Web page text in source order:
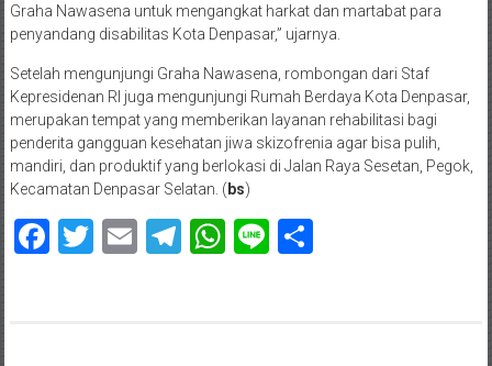
Graha Nawasena untuk mengangkat harkat dan martabat para
penyandang disabilitas Kota Denpasar,” ujarnya.
Setelah mengunjungi Graha Nawasena, rombongan dari Staf
Kepresidenan RI juga mengunjungi Rumah Berdaya Kota Denpasar,
merupakan tempat yang memberikan layanan rehabilitasi bagi
penderita gangguan kesehatan jiwa skizofrenia agar bisa pulih,
mandiri, dan produktif yang berlokasi di Jalan Raya Sesetan, Pegok,
Kecamatan Denpasar Selatan. ( bs)
Facebook
Twitter
EmailTelegram
WhatsApp
LineShare